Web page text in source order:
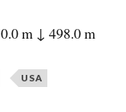
m ↓ 498.0 m
USA